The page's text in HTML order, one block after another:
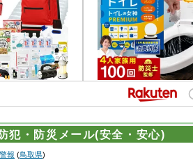
犯・防災メール(安全・安心)
報 (鳥取県)